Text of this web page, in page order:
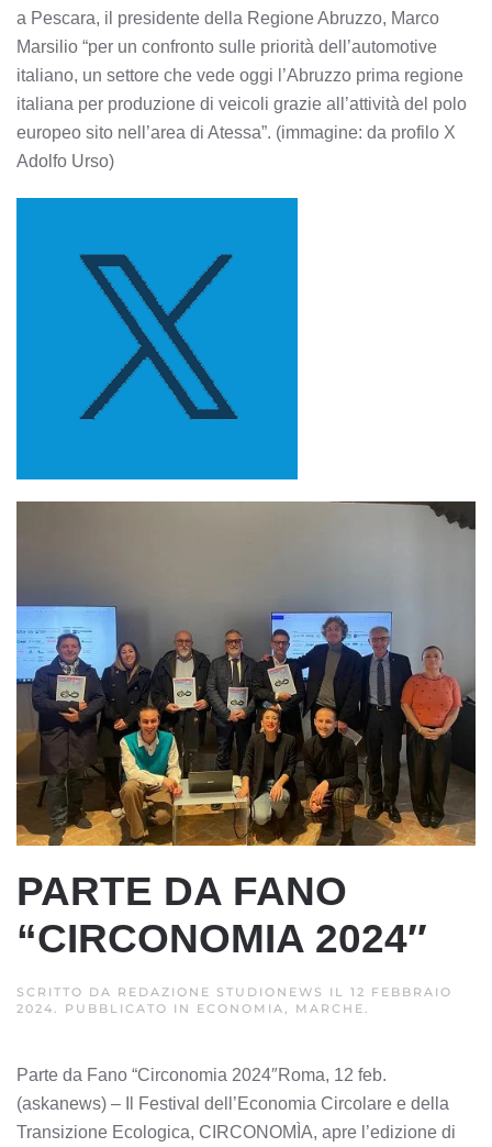
a Pescara, il presidente della Regione Abruzzo, Marco
Marsilio “per un confronto sulle priorità dell’automotive
italiano, un settore che vede oggi l’Abruzzo prima regione
italiana per produzione di veicoli grazie all’attività del polo
europeo sito nell’area di Atessa”. (immagine: da profilo X
Adolfo Urso)
PARTE DA FANO
“CIRCONOMIA 2024″
SCRITTO DA REDAZIONE STUDIONEWS IL 12 FEBBRAIO
2024. PUBBLICATO IN ECONOMIA, MARCHE.
Parte da Fano “Circonomia 2024″Roma, 12 feb.
(askanews) – Il Festival dell’Economia Circolare e della
Transizione Ecologica, CIRCONOMÌA, apre l’edizione di